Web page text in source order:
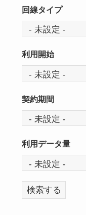
料
金
回線タイプ
線
タ
イ
プ
利用開始
用
開
始
契約期間
約
期
間
利用データ量
用
デ
ー